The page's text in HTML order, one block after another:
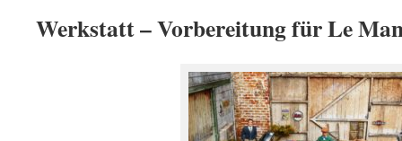
Werkstatt – Vorbereitung für Le